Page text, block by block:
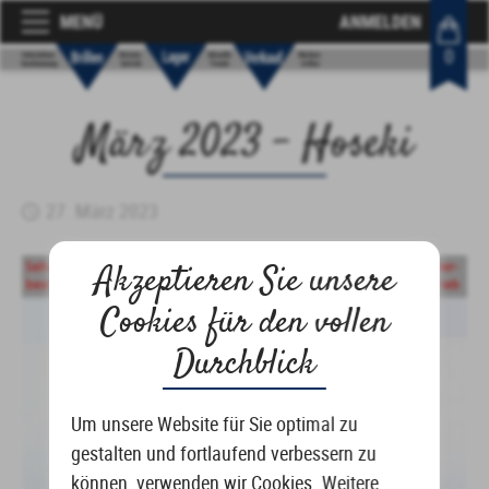
Akzeptieren Sie unsere
Cookies für den vollen
Durchblick
Um unsere Website für Sie optimal zu
gestalten und fortlaufend verbessern zu
können, verwenden wir Cookies. Weitere
MENÜ ANMELDEN
0
März 2023 – Hoseki